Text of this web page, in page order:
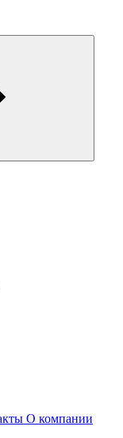
О компании